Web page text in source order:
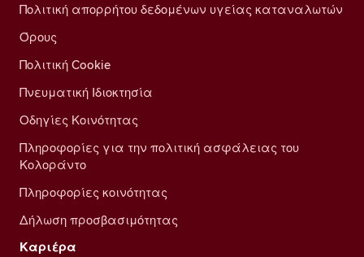
Πολιτική απορρήτου δεδομένων υγείας καταναλωτών
Όρους
Πολιτική Cookie
Πνευματική Ιδιοκτησία
Οδηγίες Κοινότητας
Πληροφορίες για την πολιτική ασφάλειας του
Κολοράντο
Πληροφορίες κοινότητας
Δήλωση προσβασιμότητας
Καριέρα